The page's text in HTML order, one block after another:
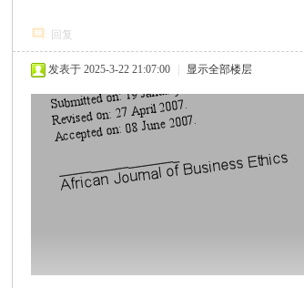
回复
发表于 2025-3-22 21:07:00 显示全部楼层